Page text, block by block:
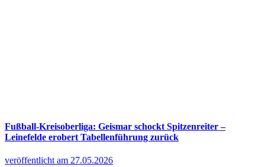
Fußball-Kreisoberliga: Geismar schockt Spitzenreiter –
Leinefelde erobert Tabellenführung zurück
veröffentlicht am 27.05.2026